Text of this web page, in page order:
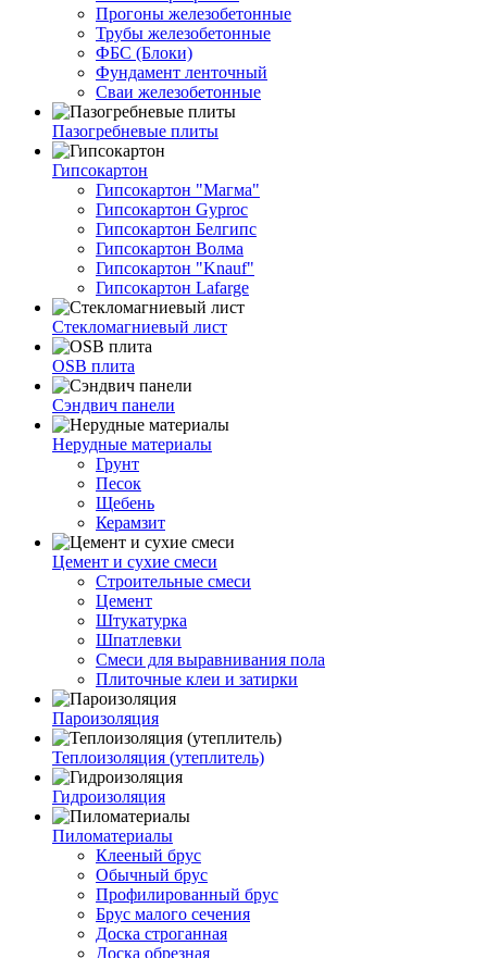
Прогоны железобетонные
Трубы железобетонные
ФБС (Блоки)
Фундамент ленточный
Сваи железобетонные
Пазогребневые плиты
Гипсокартон
Гипсокартон "Магма"
Гипсокартон Gyproc
Гипсокартон Белгипс
Гипсокартон Волма
Гипсокартон "Knauf"
Гипсокартон Lafarge
Стекломагниевый лист
OSB плита
Сэндвич панели
Нерудные материалы
Грунт
Песок
Щебень
Керамзит
Цемент и сухие смеси
Строительные смеси
Цемент
Штукатурка
Шпатлевки
Смеси для выравнивания пола
Плиточные клеи и затирки
Пароизоляция
Теплоизоляция (утеплитель)
Гидроизоляция
Пиломатериалы
Клееный брус
Обычный брус
Профилированный брус
Брус малого сечения
Доска строганная
Доска обрезная